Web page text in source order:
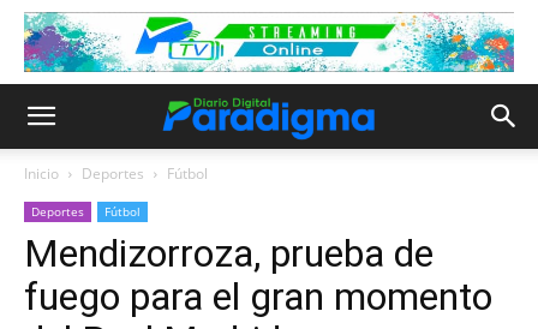
Inicio Deportes Fútbol
Deportes Fútbol
Mendizorroza, prueba de
fuego para el gran momento